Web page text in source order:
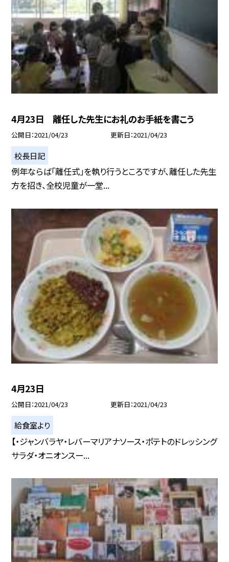
4月23日 離任した先生にお礼のお手紙を書こう
公開日 2021/04/23 更新日 2021/04/23
校長日記
例年ならば「離任式」を執り行うところですが、離任した先生
方を招き、全校児童が一堂...
4月23日
公開日 2021/04/23 更新日 2021/04/23
給食室より
【・ジャンバラヤ・レバーマリアナソース・ポテトのドレッシング
サラダ・オニオンスー...